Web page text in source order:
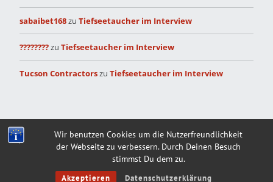
Wir benutzen Cookies um die Nutzerfreundlichkeit
der Webseite zu verbessern. Durch Deinen Besuch
stimmst Du dem zu.
Akzeptieren Datenschutzerklärung
sabaibet168zu Tiefseetaucher im Interview
????????zu Tiefseetaucher im Interview
Tucson Contractorszu Tiefseetaucher im Interview